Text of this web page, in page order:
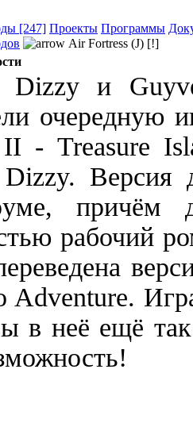
[247] Проекты Программы
Air Fortress (J) [!]
Dizzy и
очередную
- Treasure
Версия
причём
рабочий
Adventure.
в неё ещё